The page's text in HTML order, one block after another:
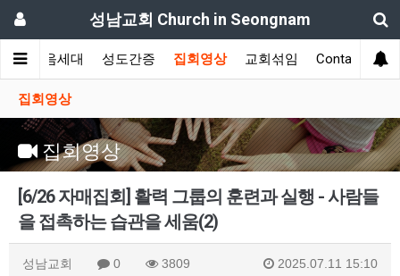
성남교회 Church in Seongnam
다음세대 성도간증 집회영상 교회섞임 Contact Us
집회영상
집회영상
[6/26 자매집회] 활력 그룹의 훈련과 실행 - 사람들
을 접촉하는 습관을 세움(2)
성남교회 0 3809 2025.07.11 15:10